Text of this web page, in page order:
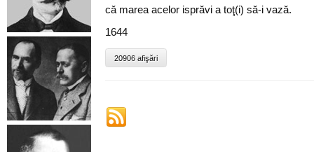
că marea acelor isprăvi a toţ(i) să-i vază.
1644
20906 afişări